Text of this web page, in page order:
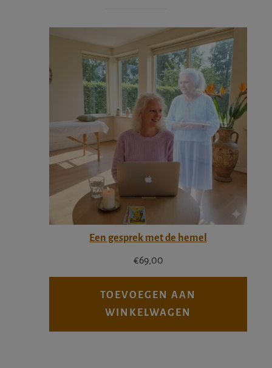
Een gesprek met de hemel
€69,00
TOEVOEGEN AAN
WINKELWAGEN